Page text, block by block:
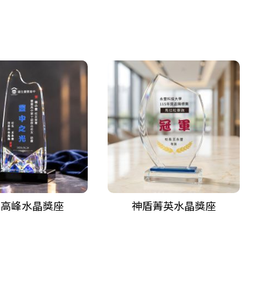
峰水晶獎座 神盾菁英水晶獎座